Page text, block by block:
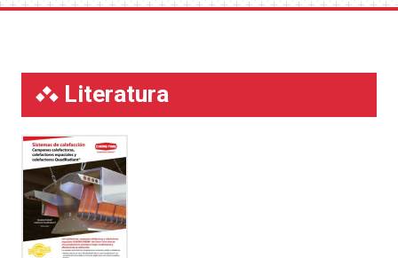
con aire comprimido, no lavar a presión.
Literatura